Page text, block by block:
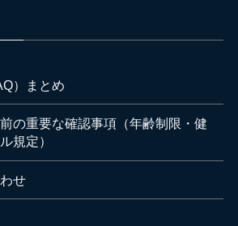
）まとめ
の重要な確認事項（年齢制限・健
規定）
せ